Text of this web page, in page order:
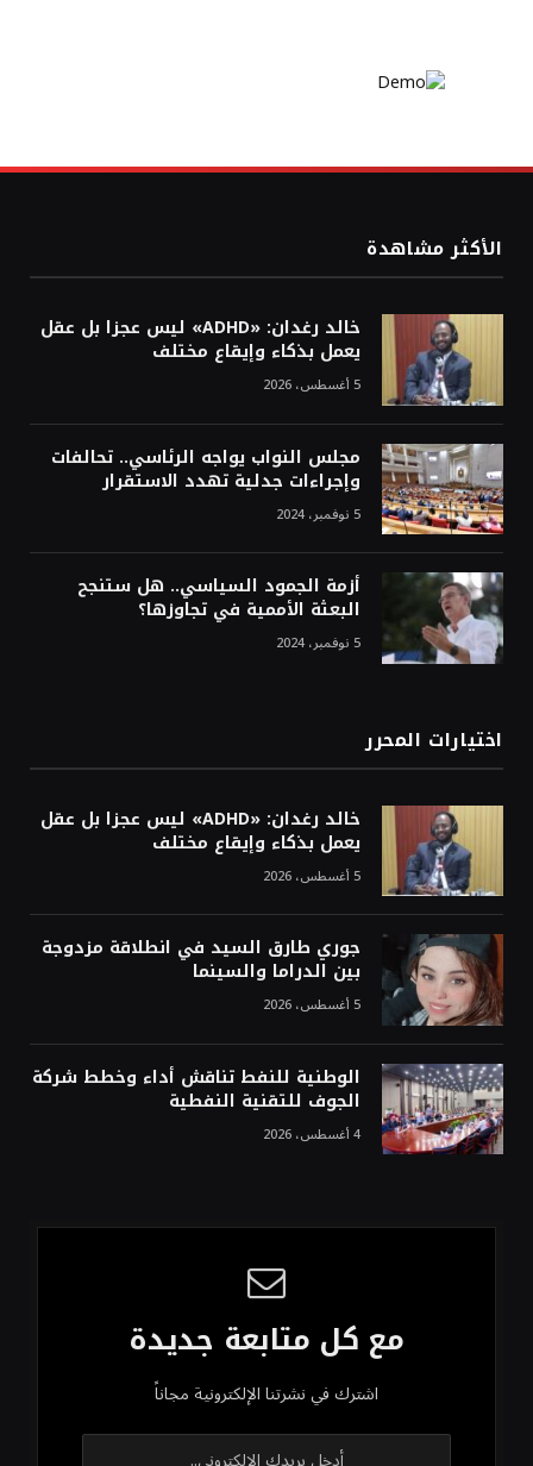
الأكثر مشاهدة
خالد رغدان: «ADHD» ليس عجزا بل عقل
يعمل بذكاء وإيقاع مختلف
5 أغسطس، 2026
مجلس النواب يواجه الرئاسي.. تحالفات
وإجراءات جدلية تهدد الاستقرار
5 نوفمبر، 2024
أزمة الجمود السياسي.. هل ستنجح
البعثة الأممية في تجاوزها؟
5 نوفمبر، 2024
اختيارات المحرر
خالد رغدان: «ADHD» ليس عجزا بل عقل
يعمل بذكاء وإيقاع مختلف
5 أغسطس، 2026
جوري طارق السيد في انطلاقة مزدوجة
بين الدراما والسينما
5 أغسطس، 2026
الوطنية للنفط تناقش أداء وخطط شركة
الجوف للتقنية النفطية
4 أغسطس، 2026
مع كل متابعة جديدة
اشترك في نشرتنا الإلكترونية مجاناً